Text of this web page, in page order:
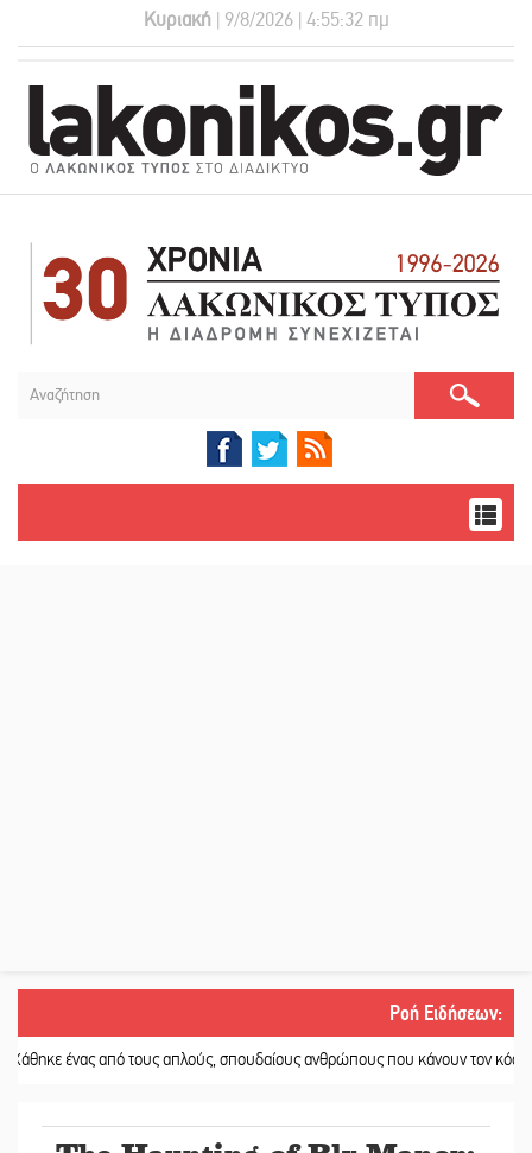
Κυριακή | 9/8/2026 | 4:55:33 πμ
Ροή Ειδήσεων:
από τους απλούς, σπουδαίους ανθρώπους που κάνουν τον κόσμο λίγο πιο